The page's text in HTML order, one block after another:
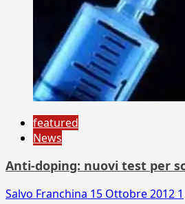
featured
News
Anti-doping: nuovi test per
Salvo Franchina 15 Ottobre 2012 1